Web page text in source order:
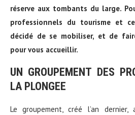
réserve aux tombants du large.
professionnels du tourisme et
décidé de se mobiliser, et de
pour vous accueillir.
UN GROUPEMENT DES
LA PLONGEE
Le groupement, créé l’an dernier,